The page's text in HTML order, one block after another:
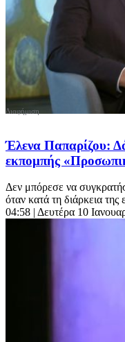
Έλενα Παπαρίζου:
εκπομπής
Δεν μπόρεσε να
όταν κατά τη διάρκεια
04:58 | Δευτέρα 10